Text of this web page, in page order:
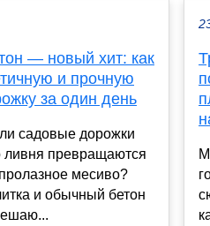
— новый хит: как
и прочную
за один день
садовые дорожки
ливня превращаются
месиво?
и обычный бетон